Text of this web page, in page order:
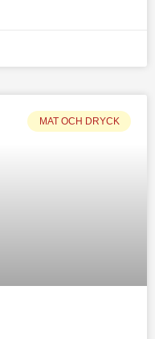
MAT OCH DRYCK